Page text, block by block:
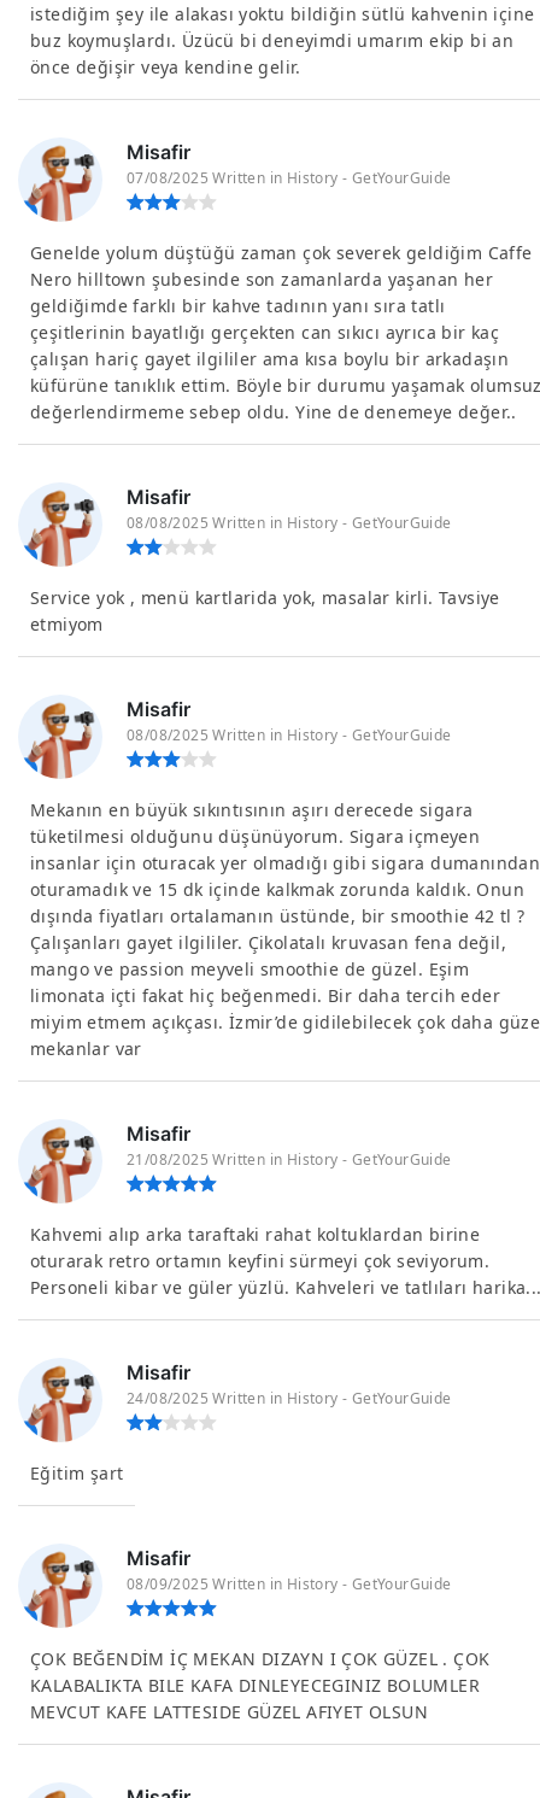
istediğim şey ile alakası yoktu bildiğin sütlü kahvenin içine
buz koymuşlardı. Üzücü bi deneyimdi umarım ekip bi an
önce değişir veya kendine gelir.
Misafir
07/08/2025 Written in History - GetYourGuide
Genelde yolum düştüğü zaman çok severek geldiğim Caffe
Nero hilltown şubesinde son zamanlarda yaşanan her
geldiğimde farklı bir kahve tadının yanı sıra tatlı
çeşitlerinin bayatlığı gerçekten can sıkıcı ayrıca bir kaç
çalışan hariç gayet ilgililer ama kısa boylu bir arkadaşın
küfürüne tanıklık ettim. Böyle bir durumu yaşamak
değerlendirmeme sebep oldu. Yine de denemeye değer..
Misafir
08/08/2025 Written in History - GetYourGuide
Service yok , menü kartlarida yok, masalar kirli. Tavsiye
etmiyom
Misafir
08/08/2025 Written in History - GetYourGuide
Mekanın en büyük sıkıntısının aşırı derecede sigara
tüketilmesi olduğunu düşünüyorum. Sigara içmeyen
insanlar için oturacak yer olmadığı gibi sigara dumanından
oturamadık ve 15 dk içinde kalkmak zorunda kaldık. Onun
dışında fiyatları ortalamanın üstünde, bir smoothie 42 tl ?
Çalışanları gayet ilgililer. Çikolatalı kruvasan fena değil,
mango ve passion meyveli smoothie de güzel. Eşim
limonata içti fakat hiç beğenmedi. Bir daha tercih eder
miyim etmem açıkçası. İzmir’de gidilebilecek çok daha
mekanlar var
Misafir
21/08/2025 Written in History - GetYourGuide
Kahvemi alıp arka taraftaki rahat koltuklardan birine
oturarak retro ortamın keyfini sürmeyi çok seviyorum.
Personeli kibar ve güler yüzlü. Kahveleri ve tatlıları
Misafir
24/08/2025 Written in History - GetYourGuide
Eğitim şart
Misafir
08/09/2025 Written in History - GetYourGuide
ÇOK BEĞENDİM İÇ MEKAN DIZAYN I ÇOK GÜZEL . ÇOK
KALABALIKTA BILE KAFA DINLEYECEGINIZ BOLUMLER
MEVCUT KAFE LATTESIDE GÜZEL AFIYET OLSUN